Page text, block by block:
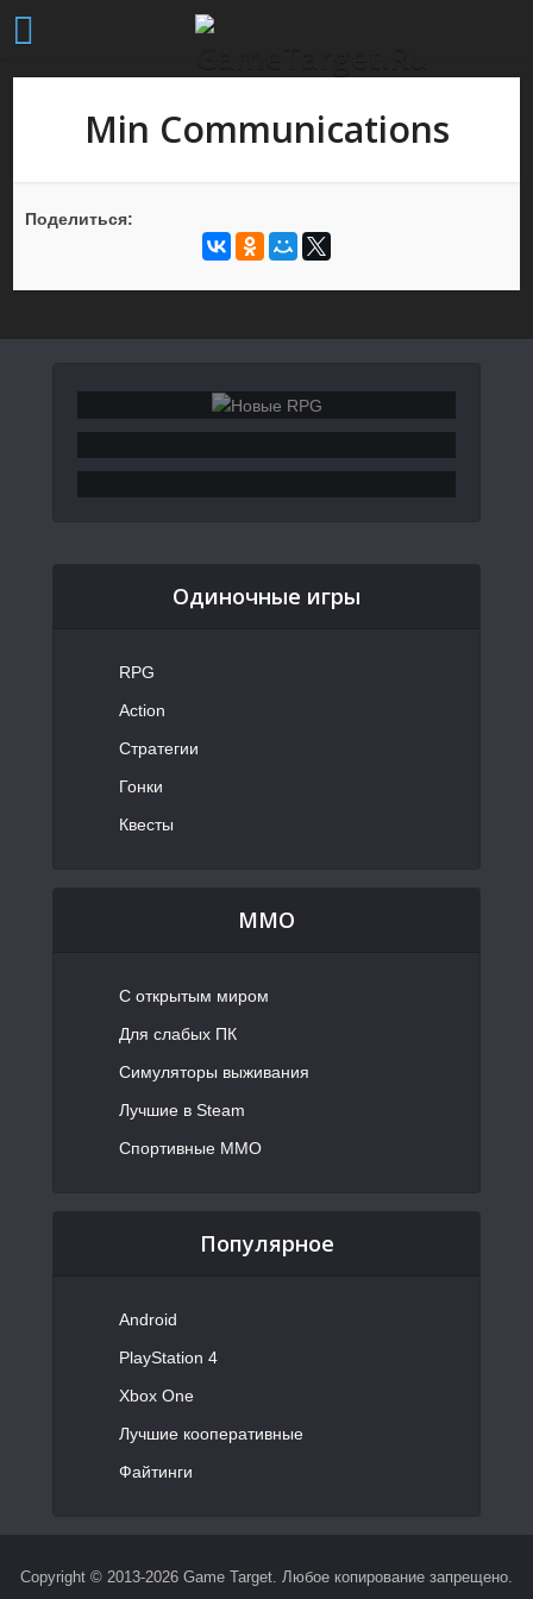
Min Communications
Поделиться:
Одиночные игры
RPG
Action
Стратегии
Гонки
Квесты
MMO
С открытым миром
Для слабых ПК
Симуляторы выживания
Лучшие в Steam
Спортивные MMO
Популярное
Android
PlayStation 4
Xbox One
Лучшие кооперативные
Файтинги
Copyright © 2013-2026 Game Target. Любое копирование запрещено.